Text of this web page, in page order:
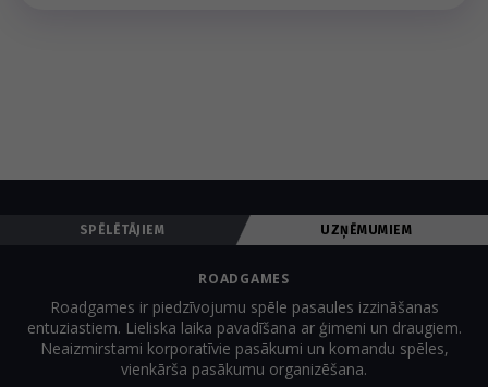
SPĒLĒTĀJIEM UZŅĒMUMIEM
ROADGAMES
Roadgames ir piedzīvojumu spēle pasaules izzināšanas
entuziastiem. Lieliska laika pavadīšana ar ģimeni un draugiem.
Neaizmirstami korporatīvie pasākumi un komandu spēles,
vienkārša pasākumu organizēšana.